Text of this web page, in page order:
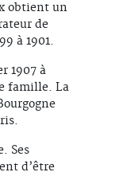
obtient un
de
à 1901.
1907 à
famille. La
Ses
d’être